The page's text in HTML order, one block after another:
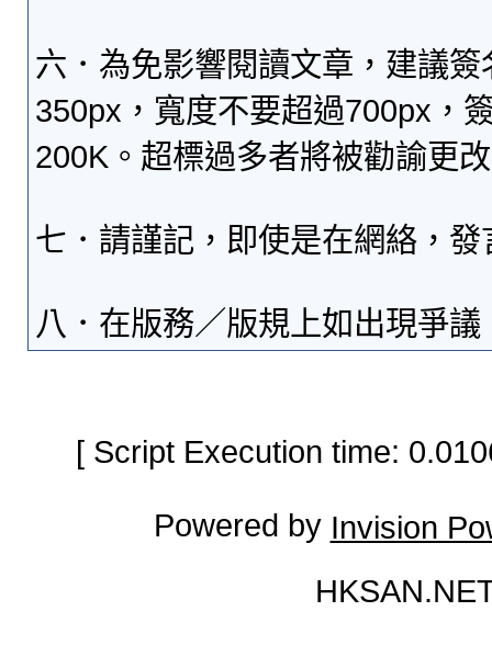
六．為免影響閱讀文章，建議
350px，寬度不要超過700px，
200K。超標過多者將被勸諭更
七．請謹記，即使是在網絡，
八．在版務／版規上如出現爭
[ Script Execution time:
Powered by Invision